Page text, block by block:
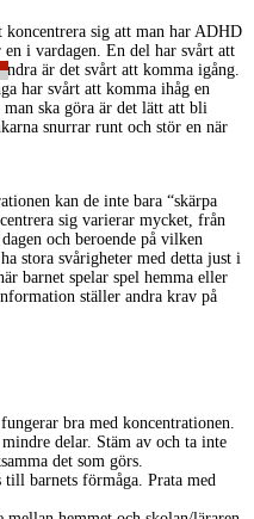
koncentrera sig att man har ADHD
i vardagen. En del har svårt att
är det svårt att komma igång.
har svårt att komma ihåg en
ska göra är det lätt att bli
snurrar runt och stör en när
kan de inte bara “skärpa
sig varierar mycket, från
och beroende på vilken
stora svårigheter med detta just i
barnet spelar spel hemma eller
ställer andra krav på
bra med koncentrationen.
delar. Stäm av och ta inte
det som görs.
till barnets förmåga. Prata med